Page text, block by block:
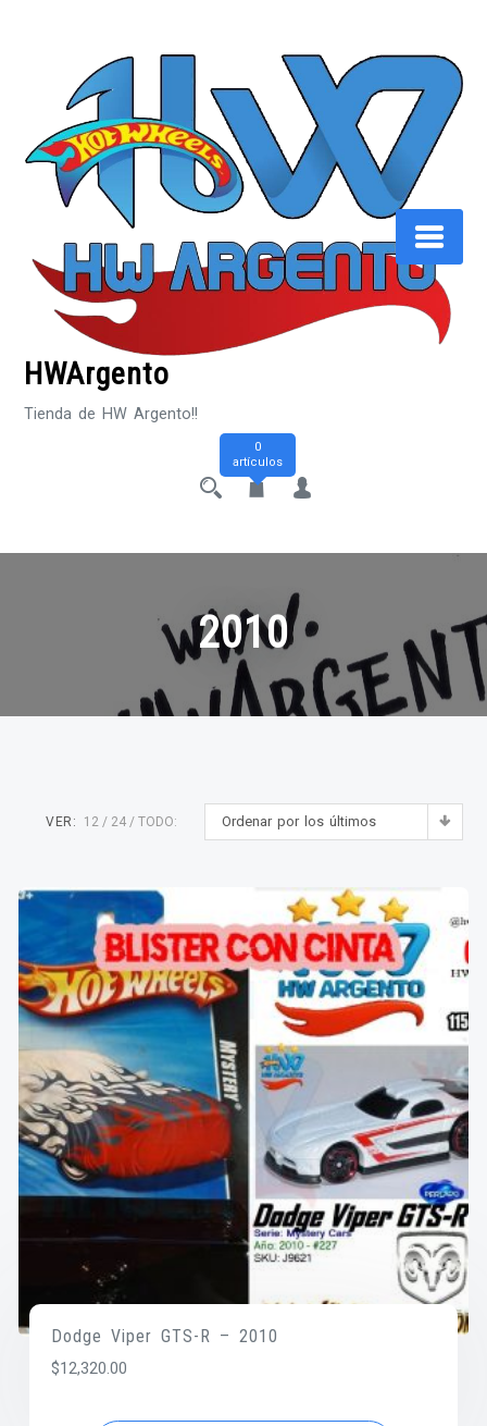
HWArgento
Tienda de HW Argento!!
0
artículos
2010
Ordenar por los últimos
VER: 12 24 TODO:
Dodge Viper GTS-R – 2010
$12,320.00